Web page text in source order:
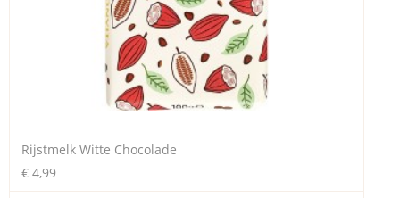
Rijstmelk Witte Chocolade
€ 4,99